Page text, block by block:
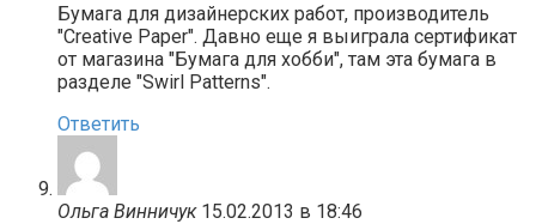
Бумага для дизайнерских работ, производитель
"Creative Paper". Давно еще я выиграла сертификат
от магазина "Бумага для хобби", там эта бумага в
разделе "Swirl Patterns".
Ответить
Ольга Винничук 15.02.2013 в 18:46